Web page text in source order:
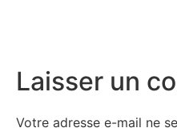
Laisser un
Votre adresse e-mail ne